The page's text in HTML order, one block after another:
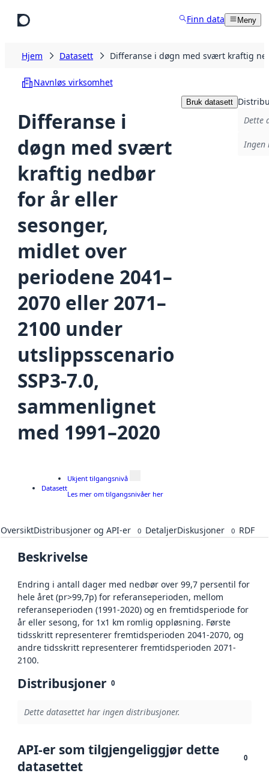
Finn data Meny
Hjem Datasett Differanse i døgn med svært kraftig
Navnløs virksomhet
Differanse i
døgn med svært
kraftig nedbør
for år eller
sesonger,
midlet over
periodene 2041–
2070 eller 2071–
2100 under
utslippsscenario
SSP3-7.0,
sammenlignet
med 1991–2020
Bruk datasett
Dette
Ingen
Datasett
Ukjent tilgangsnivå
Les mer om tilgangsnivåer her
OversiktDistribusjoner og API-er 0 DetaljerDiskusjoner 0 RDF
Beskrivelse
Endring i antall dager med nedbør over 99,7 persentil for
hele året (pr>99,7p) for referanseperioden, mellom
referanseperioden (1991-2020) og en fremtidsperiode for
år eller sesong, for 1x1 km romlig oppløsning. Første
tidsskritt representerer fremtidsperioden 2041-2070, og
andre tidsskritt representerer fremtidsperioden 2071-
2100.
Distribusjoner 0
Dette datasettet har ingen distribusjoner.
API-er som tilgjengeliggjør dette
datasettet
0